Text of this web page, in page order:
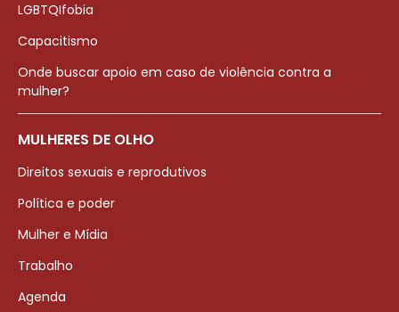
LGBTQIfobia
Capacitismo
Onde buscar apoio em caso de violência contra a
mulher?
MULHERES DE OLHO
Direitos sexuais e reprodutivos
Política e poder
Mulher e Mídia
Trabalho
Agenda